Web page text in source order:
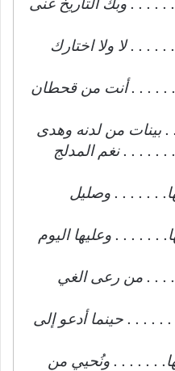
. . . . . لا ولا اختارك
. . . . . أنت من قحطان
. بينات من لدنه وهدى
. . . . . . نغم المدلج
. . . . . . وصليل
. . . . . وعليها اليوم
. . . . من رعى الغي
. . . . . حينما أدعو إلى
. . . . . . ونُحيي من